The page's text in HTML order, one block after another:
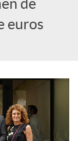
de
euros